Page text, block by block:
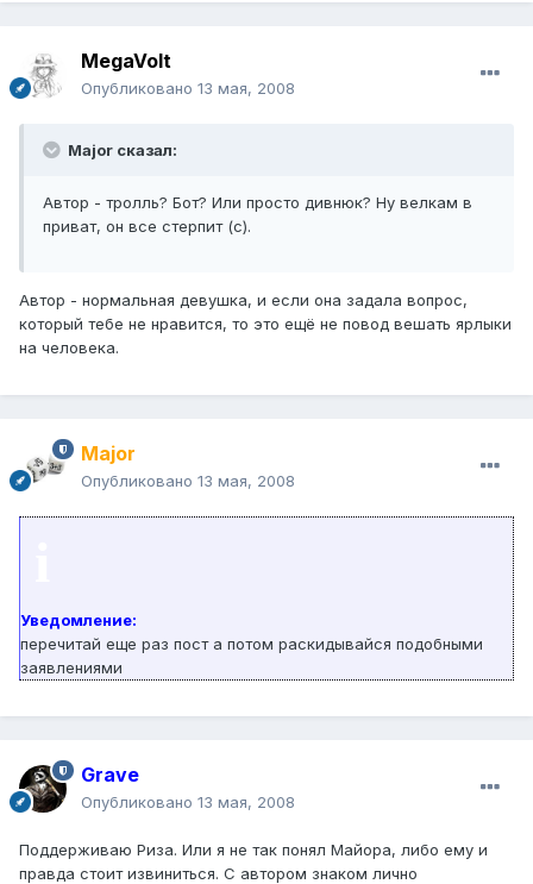
MegaVolt
Опубликовано 13 мая, 2008
Major сказал:
Автор - тролль? Бот? Или просто дивнюк? Ну велкам в
приват, он все стерпит (с).
Автор - нормальная девушка, и если она задала вопрос,
который тебе не нравится, то это ещё не повод вешать ярлыки
на человека.
Major
Опубликовано 13 мая, 2008
Уведомление:
перечитай еще раз пост а потом раскидывайся подобными
заявлениями
Grave
Опубликовано 13 мая, 2008
Поддерживаю Риза. Или я не так понял Майора, либо ему и
правда стоит извиниться. С автором знаком лично